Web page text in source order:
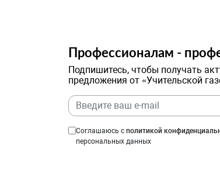
Профессионалам -
Подпишитесь, чтобы получать
предложения от «Учительской
Соглашаюсь с политикой
персональных данных